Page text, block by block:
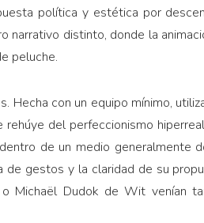
política y estética por
distinto, donde la
peluche.
Hecha con un equipo mínimo,
del perfeccionismo
de un medio generalmente
de gestos y la claridad de su
Michaël Dudok de Wit venían